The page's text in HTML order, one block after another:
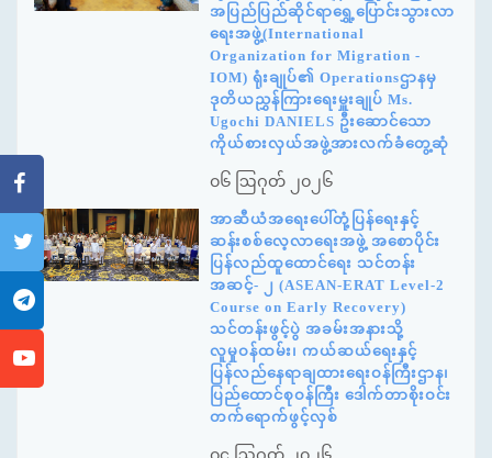
အပြည်ပြည်ဆိုင်ရာရွှေ့ပြောင်းသွားလာ
ရေးအဖွဲ့(International
Organization for Migration -
IOM) ရုံးချုပ်၏ Operationsဌာနမှ
ဒုတိယညွှန်ကြားရေးမှူးချုပ် Ms.
Ugochi DANIELS ဦးဆောင်သော
ကိုယ်စားလှယ်အဖွဲ့အားလက်ခံတွေ့ဆုံ
၀၆ ဩဂုတ် ၂၀၂၆
အာဆီယံအရေးပေါ်တုံ့ပြန်ရေးနှင့်
ဆန်းစစ်လေ့လာရေးအဖွဲ့ အစောပိုင်း
ပြန်လည်ထူထောင်ရေး သင်တန်း
အဆင့်- ၂ (ASEAN-ERAT Level-2
Course on Early Recovery)
သင်တန်းဖွင့်ပွဲ အခမ်းအနားသို့
လူမှုဝန်ထမ်း၊ ကယ်ဆယ်ရေးနှင့်
ပြန်လည်နေရာချထားရေးဝန်ကြီးဌာန၊
ပြည်ထောင်စုဝန်ကြီး ဒေါက်တာစိုးဝင်း
တက်ရောက်ဖွင့်လှစ်